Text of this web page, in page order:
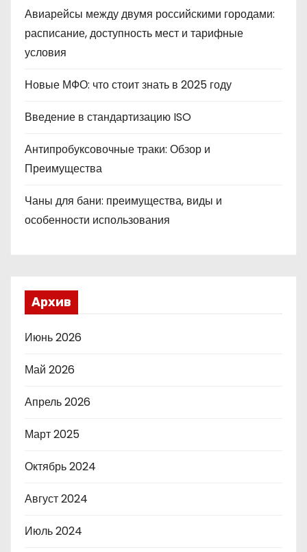
Авиарейсы между двумя российскими городами:
расписание, доступность мест и тарифные
условия
Новые МФО: что стоит знать в 2025 году
Введение в стандартизацию ISO
Антипробуксовочные траки: Обзор и
Преимущества
Чаны для бани: преимущества, виды и
особенности использования
Архив
Июнь 2026
Май 2026
Апрель 2026
Март 2025
Октябрь 2024
Август 2024
Июль 2024